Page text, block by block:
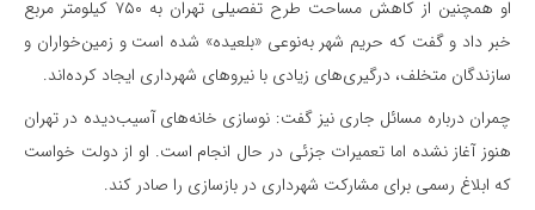
او همچنین از کاهش مساحت طرح تفصیلی تهران به ۷۵۰ کیلومتر مربع
خبر داد و گفت که حریم شهر به‌نوعی «بلعیده» شده است و زمین‌خواران و
سازندگان متخلف، درگیری‌های زیادی با نیروهای شهرداری ایجاد کرده‌اند.
چمران درباره مسائل جاری نیز گفت: نوسازی خانه‌های آسیب‌دیده در تهران
هنوز آغاز نشده اما تعمیرات جزئی در حال انجام است. او از دولت خواست
که ابلاغ رسمی برای مشارکت شهرداری در بازسازی را صادر کند.